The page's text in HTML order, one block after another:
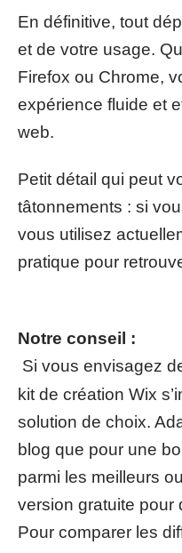
En définitive, tout
et de votre usage.
Firefox ou Chrome,
expérience fluide et
web.
Petit détail qui peut
tâtonnements : si
vous utilisez
pratique pour
Notre conseil :
Si vous envisagez
kit de création Wix
solution de choix.
blog que pour une
parmi les meilleurs
version gratuite pour
Pour comparer les